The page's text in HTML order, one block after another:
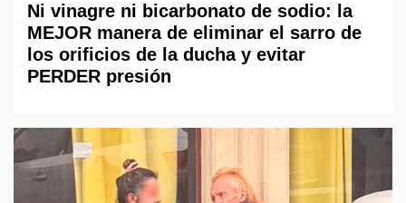
Ni vinagre ni bicarbonato de sodio: la
MEJOR manera de eliminar el sarro de
los orificios de la ducha y evitar
PERDER presión